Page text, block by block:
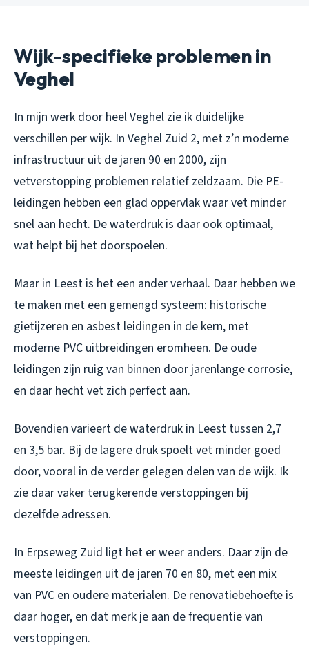
Wijk-specifieke problemen in
Veghel
In mijn werk door heel Veghel zie ik duidelijke
verschillen per wijk. In Veghel Zuid 2, met z’n moderne
infrastructuur uit de jaren 90 en 2000, zijn
vetverstopping problemen relatief zeldzaam. Die PE-
leidingen hebben een glad oppervlak waar vet minder
snel aan hecht. De waterdruk is daar ook optimaal,
wat helpt bij het doorspoelen.
Maar in Leest is het een ander verhaal. Daar hebben we
te maken met een gemengd systeem: historische
gietijzeren en asbest leidingen in de kern, met
moderne PVC uitbreidingen eromheen. De oude
leidingen zijn ruig van binnen door jarenlange corrosie,
en daar hecht vet zich perfect aan.
Bovendien varieert de waterdruk in Leest tussen 2,7
en 3,5 bar. Bij de lagere druk spoelt vet minder goed
door, vooral in de verder gelegen delen van de wijk. Ik
zie daar vaker terugkerende verstoppingen bij
dezelfde adressen.
In Erpseweg Zuid ligt het er weer anders. Daar zijn de
meeste leidingen uit de jaren 70 en 80, met een mix
van PVC en oudere materialen. De renovatiebehoefte is
daar hoger, en dat merk je aan de frequentie van
verstoppingen.